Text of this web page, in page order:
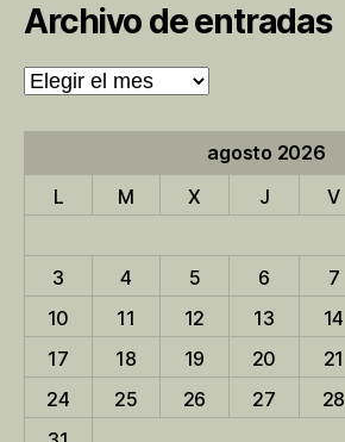
Archivo de entradas
Archivo
de
entradas
agosto 2026
L
M X J V
3
4 5 6 7
10
11 12 13 14
17
18 19 20 21
24
25 26 27 28